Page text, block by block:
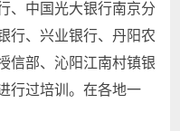
、中国光大银行南京分
行、兴业银行、丹阳农
信部、沁阳江南村镇银
行过培训。在各地一